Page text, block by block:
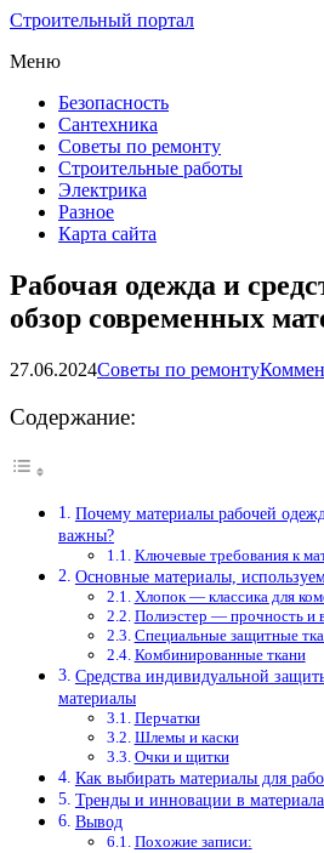
Строительный портал
Меню
Безопасность
Сантехника
Советы по ремонту
Строительные работы
Электрика
Разное
Карта сайта
Рабочая одежда и
обзор современных
27.06.2024Советы по ремонту
Содержание:
Почему материалы рабочей
важны?
Ключевые требования к
Основные материалы,
Хлопок — классика для
Полиэстер — прочность и
Специальные защитные
Комбинированные ткани
Средства индивидуальной
материалы
Перчатки
Шлемы и каски
Очки и щитки
Как выбирать материалы для
Тренды и инновации в
Вывод
Похожие записи: